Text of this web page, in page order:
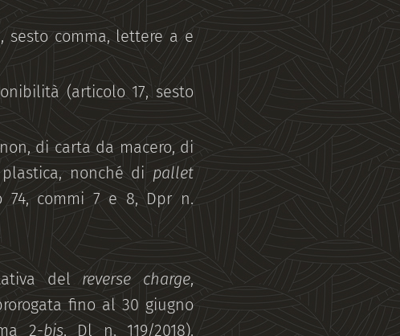
sesto comma, lettere a e
(articolo 17, sesto
di carta da macero, di
nonché di pallet
74, commi 7 e 8, Dpr n.
del reverse charge,
fino al 30 giugno
2-bis, Dl n. 119/2018).